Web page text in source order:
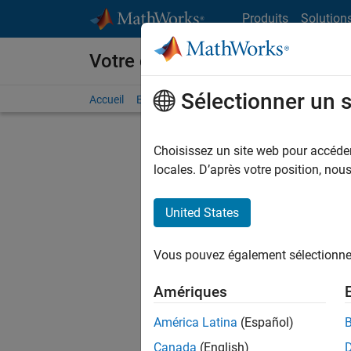
Produits
Votre carrière chez MathWorks
Accueil Explorer nos opportunités Adresses de
FILTRER
d'offre
Les
Sélectionner un
Choisissez un site web pour
locales. D’après votre position,
United States
Vous pouvez également
Amériques
América Latina (Español)
Canada (English)